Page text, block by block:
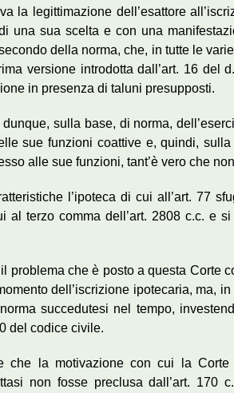
la legittimazione dell’esattore
una sua scelta e con una
della norma, che, in tutte le
versione introdotta dall’art. 16 del
in presenza di taluni presupposti.
dunque, sulla base, di norma,
sue funzioni coattive e, quindi,
alle sue funzioni, tant’è vero che
l’ipoteca di cui all’art. 77
al terzo comma dell’art. 2808 c.c. e
problema che è posto a questa Corte
dell’iscrizione ipotecaria, ma,
succedutesi nel tempo,
del codice civile.
che la motivazione con cui la Corte
non fosse preclusa dall’art. 170